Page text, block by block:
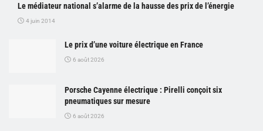
Le médiateur national s’alarme de la hausse des prix de l’énergie
4 juin 2014
Le prix d’une voiture électrique en France
6 août 2026
Porsche Cayenne électrique : Pirelli conçoit six
pneumatiques sur mesure
6 août 2026